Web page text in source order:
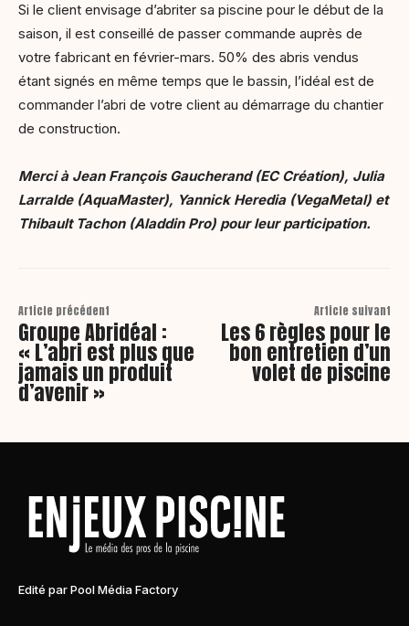
Si le client envisage d’abriter sa piscine pour le début de la
saison, il est conseillé de passer commande auprès de
votre fabricant en février-mars. 50% des abris vendus
étant signés en même temps que le bassin, l’idéal est de
commander l’abri de votre client au démarrage du chantier
de construction.
Merci à Jean François Gaucherand (EC Création), Julia
Larralde (AquaMaster), Yannick Heredia (VegaMetal) et
Thibault Tachon (Aladdin Pro) pour leur participation.
Article précédent
Groupe Abridéal :
« L’abri est plus que
jamais un produit
d’avenir »
Article suivant
Les 6 règles pour le
bon entretien d’un
volet de piscine
Edité par Pool Média Factory